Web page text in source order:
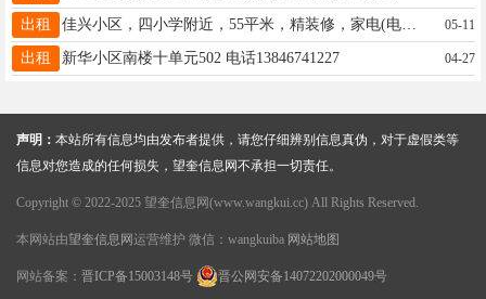
出租 佳兴小区，四小学附近，55平米，精装修，家电(电视，冰箱，热水器，洗衣机)，联系电话18944556510.18501065676 05-11
出租 新华小区南楼十单元502 电话13846741227 04-27
声明： 本站所有信息均由发布者提供，请您仔细辨别信息真伪，对于虚假类等
信息对您造成的任何损失，望奎信息网不承担一切责任。
Copyright © 2022-2025 望奎信息网(www.wangkui.cc) All Rights Reserved.
本网站由望奎信息网 运营维护 微信：wangkuiba 网站地图
网站备案： 晋ICP备15003148号 晋公网安备14072202000049号